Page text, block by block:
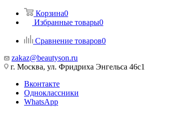
Корзина0
Избранные товары0
Сравнение товаров0
zakaz@beautyson.ru
г. Москва, ул. Фридриха Энгельса 46с1
Вконтакте
Одноклассники
WhatsApp